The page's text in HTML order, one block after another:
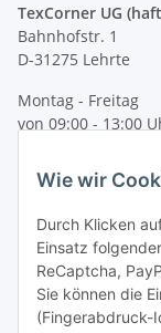
TexCorner UG
Bahnhofstr. 1
D-31275 Lehrte
Montag - Freitag
von 09:00 - 13:00
Tel: +49 (0) 5132
E-Mail:
Wie wir
Durch Klicken
Einsatz
ReCaptcha,
Sie können die
(Fingerabdruck-